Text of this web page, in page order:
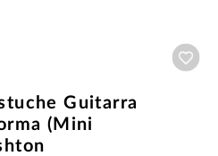
Guitarra
(Mini